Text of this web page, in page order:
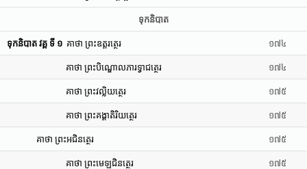
ទុកនិបាត
ទុកនិបាត វគ្គ ទី ១ គាថា ព្រះឧត្តរត្ថេរ ១៧៤
គាថា ព្រះបិណ្ឌោលភារទ្វាជត្ថេរ ១៧៤
គាថា ព្រះវល្លិយត្ថេរ ១៧៥
គាថា ព្រះគង្គាតិរិយត្ថេរ ១៧៥
គាថា ព្រះអជិនត្ថេរ ១៧៥
គាថា ព្រះមេឡជិនត្ថេរ ១៧៥